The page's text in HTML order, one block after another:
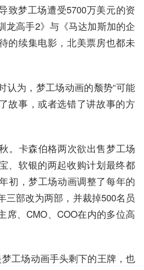
致梦工场遭受5700万美元的资
龙高手2》与《马达加斯加的企
的续集电影，北美票房也都未
认为，梦工场动画的颓势“可能
故事，或者选错了讲故事的方
。卡森伯格两次欲出售梦工场
、软银的两起收购计划最终都
初，梦工场动画调整了每年的
三部改为两部，并裁掉500名员
席、CMO、COO在内的多位高
梦工场动画手头剩下的王牌，也